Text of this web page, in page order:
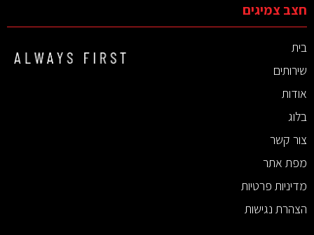
חצב צמיגים
בית
שירותים
אודות
בלוג
צור קשר
מפת אתר
מדיניות פרטיות
הצהרת נגישות